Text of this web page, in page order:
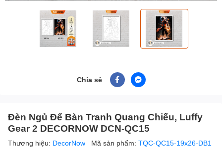
Chia sẻ
Đèn Ngủ Để Bàn Tranh Quang Chiếu, Luffy
Gear 2 DECORNOW DCN-QC15
Thương hiệu: DecorNow Mã sản phẩm: TQC-QC15-19x26-DB1